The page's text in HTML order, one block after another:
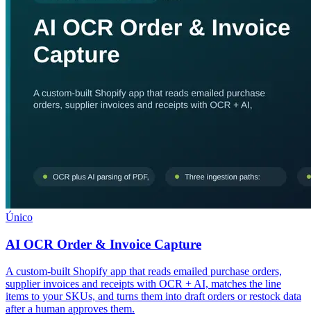
Único
AI OCR Order & Invoice Capture
A custom-built Shopify app that reads emailed purchase orders,
supplier invoices and receipts with OCR + AI, matches the line
items to your SKUs, and turns them into draft orders or restock data
after a human approves them.